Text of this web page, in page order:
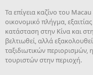
Τα επίγεια καζίνο του
οικονομικό πλήγμα,
κατάσταση στην Κίνα και
βελτιωθεί, αλλά
ταξιδιωτικών
τουριστών στην περιοχή.